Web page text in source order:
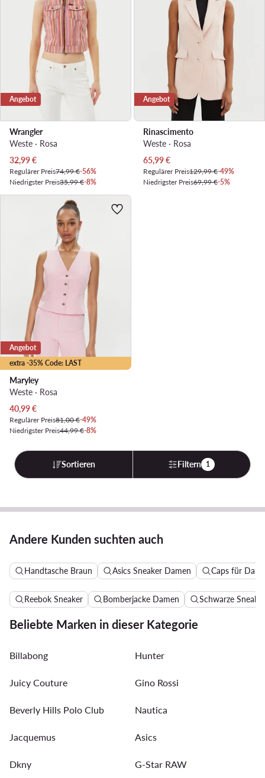
Angebot
Wrangler
Weste · Rosa
Aktueller Preis
32,99€
Regulärer Preis74,99 €-56%
Niedrigster Preis35,99 €-8%
Angebot
Rinascimento
Weste · Rosa
Aktueller Preis
65,99€
Regulärer Preis129,99 €-49%
Niedrigster Preis69,99 €-5%
extra -35% Code: LAST
Angebot
Maryley
Weste · Rosa
Aktueller Preis
40,99€
Regulärer Preis81,00 €-49%
Niedrigster Preis44,99 €-8%
Sortieren Filtern 1
Andere Kunden suchten auch
Handtasche Braun Asics Sneaker Damen Caps für
Reebok Sneaker Bomberjacke Damen Schwarze
Beliebte Marken in dieser Kategorie
Billabong Hunter
Juicy Couture Gino Rossi
Beverly Hills Polo Club Nautica
Jacquemus Asics
Dkny G-Star RAW